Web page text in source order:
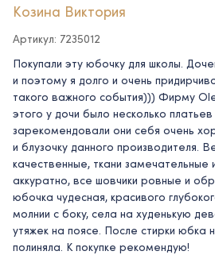
Козина Виктория
Артикул: 7235012
Покупали эту юбочку для школы.
и поэтому я долго и очень
такого важного события))) Фирму
этого у дочи было несколько
зарекомендовали они себя очень
и блузочку данного производителя.
качественные, ткани замечательные
аккуратно, все шовчики ровные и
юбочка чудесная, красивого
молнии с боку, села на худенькую
утяжек на поясе. После стирки юбка
полиняла. К покупке рекомендую!